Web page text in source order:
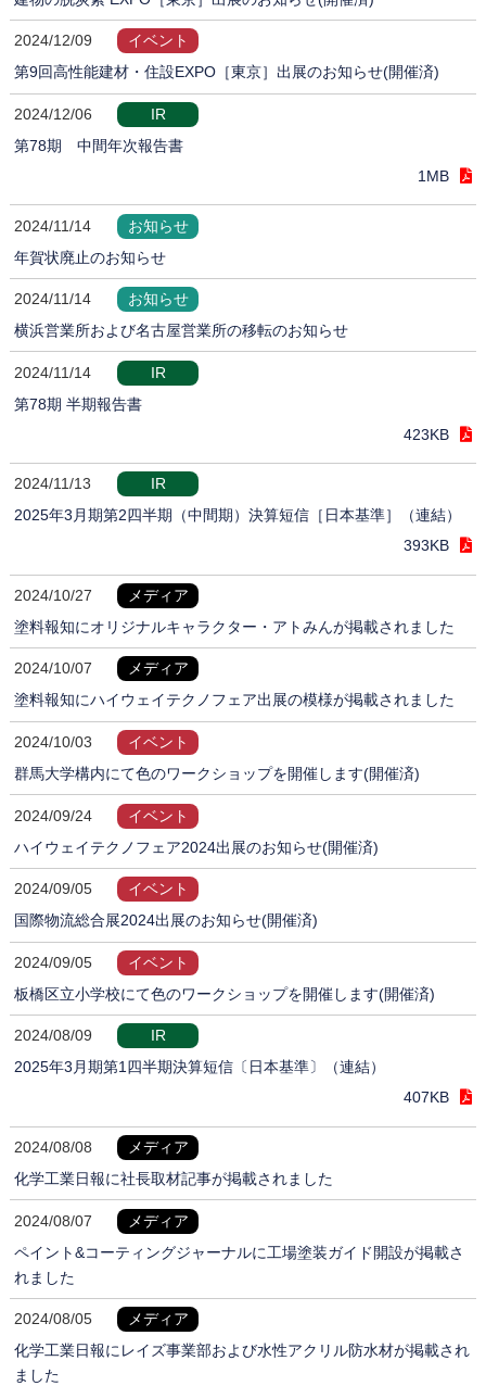
2024/12/09
イベント
第9回高性能建材・住設EXPO［東京］出展のお知らせ(開催済)
2024/12/06
IR
第78期 中間年次報告書
1MB
2024/11/14
お知らせ
年賀状廃止のお知らせ
2024/11/14
お知らせ
横浜営業所および名古屋営業所の移転のお知らせ
2024/11/14
IR
第78期 半期報告書
423KB
2024/11/13
IR
2025年3月期第2四半期（中間期）決算短信［日本基準］（連結）
393KB
2024/10/27
メディア
塗料報知にオリジナルキャラクター・アトみんが掲載されました
2024/10/07
メディア
塗料報知にハイウェイテクノフェア出展の模様が掲載されました
2024/10/03
イベント
群馬大学構内にて色のワークショップを開催します(開催済)
2024/09/24
イベント
ハイウェイテクノフェア2024出展のお知らせ(開催済)
2024/09/05
イベント
国際物流総合展2024出展のお知らせ(開催済)
2024/09/05
イベント
板橋区立小学校にて色のワークショップを開催します(開催済)
2024/08/09
IR
2025年3月期第1四半期決算短信〔日本基準〕（連結）
407KB
2024/08/08
メディア
化学工業日報に社長取材記事が掲載されました
2024/08/07
メディア
ペイント&コーティングジャーナルに工場塗装ガイド開設が掲載さ
れました
2024/08/05
メディア
化学工業日報にレイズ事業部および水性アクリル防水材が掲載され
ました